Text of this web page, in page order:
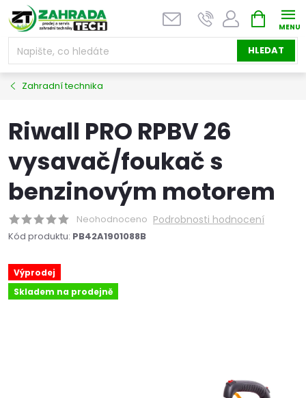
Přejít
na
obsah
HLEDAT
NÁKUPNÍ
KOŠÍK
Zahradní technika
Riwall PRO RPBV 26
vysavač/foukač s
benzinovým motorem
Neohodnoceno Podrobnosti hodnocení
Kód produktu: PB42A1901088B
Výprodej
Skladem na prodejně